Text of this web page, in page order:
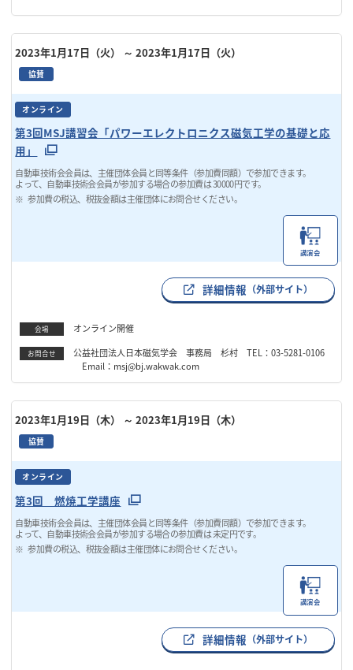
2023年1月17日（火） ～ 2023年1月17日（火）
協賛
オンライン
第3回MSJ講習会「パワーエレクトロニクス磁気工学の基礎と応
用」
自動車技術会会員は、主催団体会員と同等条件（参加費同額）で参加できます。
よって、自動車技術会会員が参加する場合の参加費は 30000円です。
参加費の税込、税抜金額は主催団体にお問合せください。
講演会
詳細情報 （外部サイト）
会場 オンライン開催
お問合せ
公益社団法人日本磁気学会 事務局 杉村 TEL：03-5281-0106
Email：msj@bj.wakwak.com
2023年1月19日（木） ～ 2023年1月19日（木）
協賛
オンライン
第3回 燃焼工学講座
自動車技術会会員は、主催団体会員と同等条件（参加費同額）で参加できます。
よって、自動車技術会会員が参加する場合の参加費は 未定円です。
参加費の税込、税抜金額は主催団体にお問合せください。
講演会
詳細情報 （外部サイト）